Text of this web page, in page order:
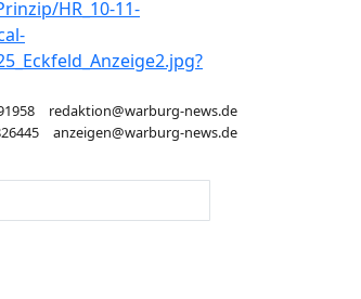
redaktion@warburg-news.de
anzeigen@warburg-news.de